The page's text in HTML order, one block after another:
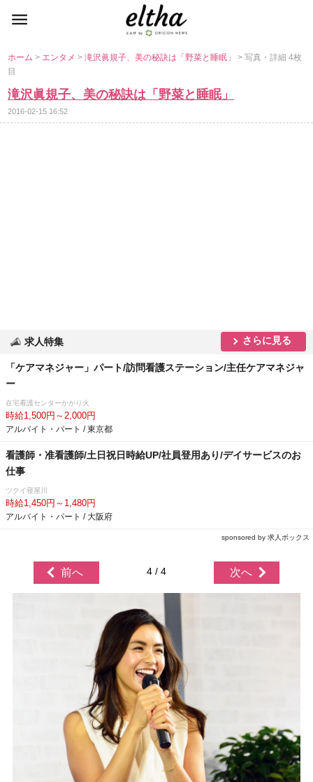
ホーム> エンタメ>滝沢眞規子、美の秘訣は「野菜と睡眠」> 写真・詳細 4枚
目
滝沢眞規子、美の秘訣は「野菜と睡眠」
2016-02-15 16:52
求人特集 さらに見る
「ケアマネジャー」パート/訪問看護ステーション/主任ケアマネジャ
ー
在宅看護センターかがり火
時給1,500円～2,000円
アルバイト・パート / 東京都
看護師・准看護師/土日祝日時給UP/社員登用あり/デイサービスのお
仕事
ツクイ寝屋川
時給1,450円～1,480円
アルバイト・パート / 大阪府
sponsored by 求人ボックス
前へ 4 / 4 次へ